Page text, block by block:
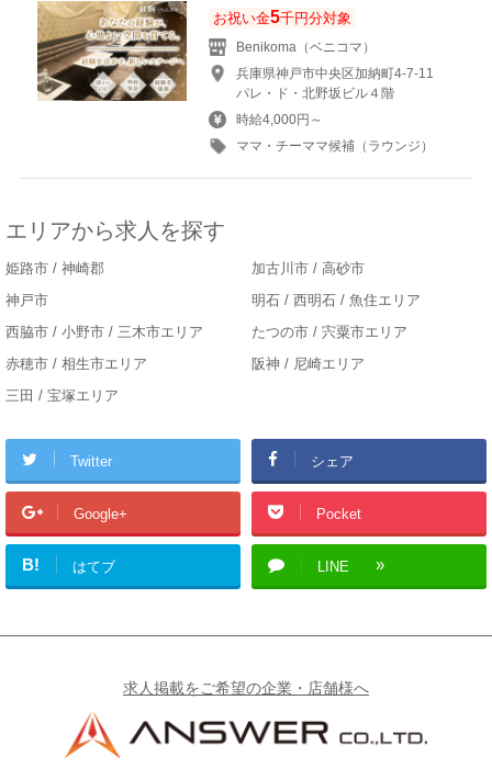
お祝い金5千円分対象
Benikoma（ベニコマ）
兵庫県神戸市中央区加納町4-7-11
パレ・ド・北野坂ビル４階
時給4,000円～
ママ・チーママ候補（ラウンジ）
エリアから求人を探す
姫路市 / 神崎郡
加古川市 / 高砂市
神戸市
明石 / 西明石 / 魚住エリア
西脇市 / 小野市 / 三木市エリア
たつの市 / 宍粟市エリア
赤穂市 / 相生市エリア
阪神 / 尼崎エリア
三田 / 宝塚エリア
Twitter シェア
Google+ Pocket
B! はてブ LINE
求人掲載をご希望の企業・店舗様へ